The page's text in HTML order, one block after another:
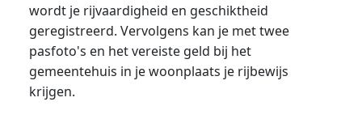
wordt je rijvaardigheid en geschiktheid
geregistreerd. Vervolgens kan je met twee
pasfoto's en het vereiste geld bij het
gemeentehuis in je woonplaats je rijbewijs
krijgen.